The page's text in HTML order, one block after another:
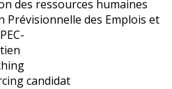
des ressources humaines
Prévisionnelle des Emplois et
candidat